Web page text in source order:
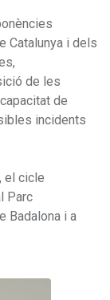
Catalunya i dels
de les
de
incidents
el cicle
Parc
Badalona i a